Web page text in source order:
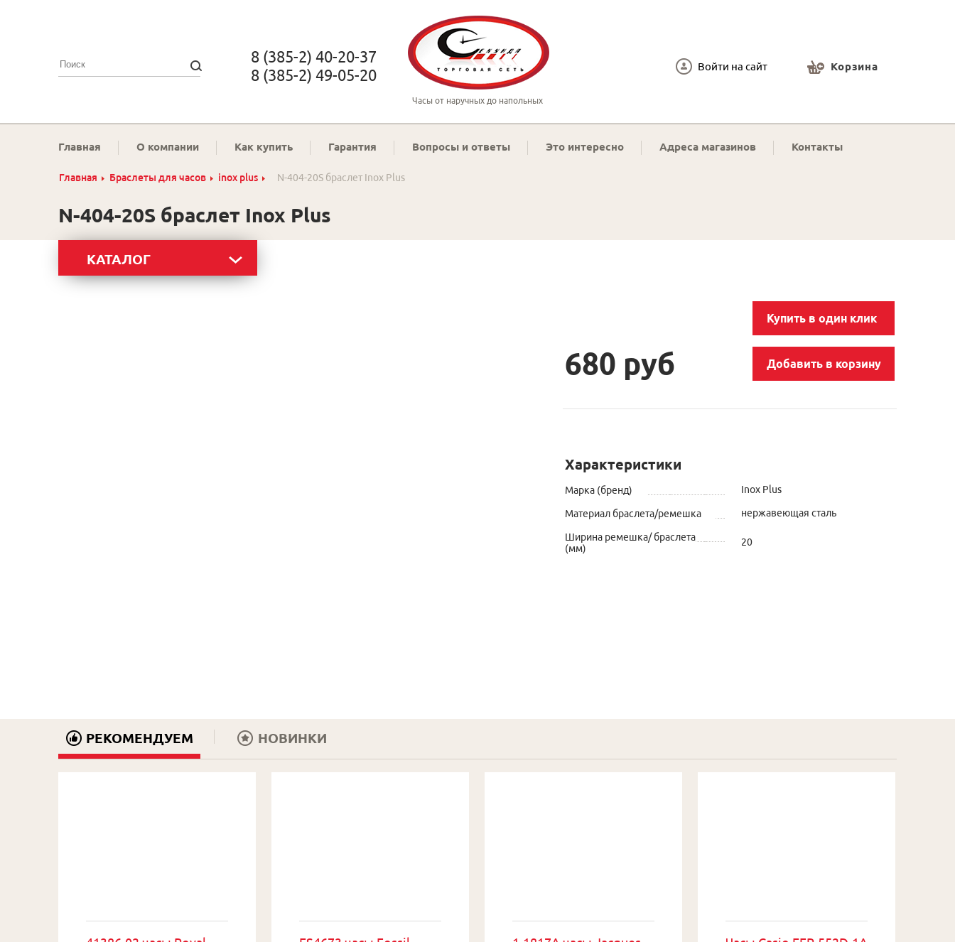
8 (385-2) 40-20-37
8 (385-2) 49-05-20
Часы от наручных до напольных
Войти на сайт Корзина
Главная О компании Как купить Гарантия Вопросы и ответы Это интересно Адреса магазинов Контакты
Главная Браслеты для часов inox plus N-404-20S браслет Inox Plus
N-404-20S браслет Inox Plus
КАТАЛОГ
Купить в один клик
680 руб Добавить в корзину
Характеристики
Марка (бренд) Inox Plus
Материал браслета/ремешка нержавеющая сталь
Ширина ремешка/ браслета
(мм)
20
РЕКОМЕНДУЕМ НОВИНКИ